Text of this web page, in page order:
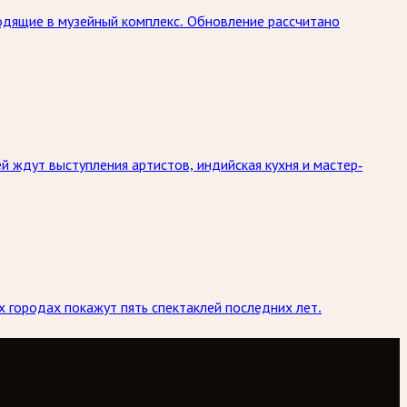
в музейный комплекс. Обновление рассчитано
выступления артистов, индийская кухня и мастер-
покажут пять спектаклей последних лет.